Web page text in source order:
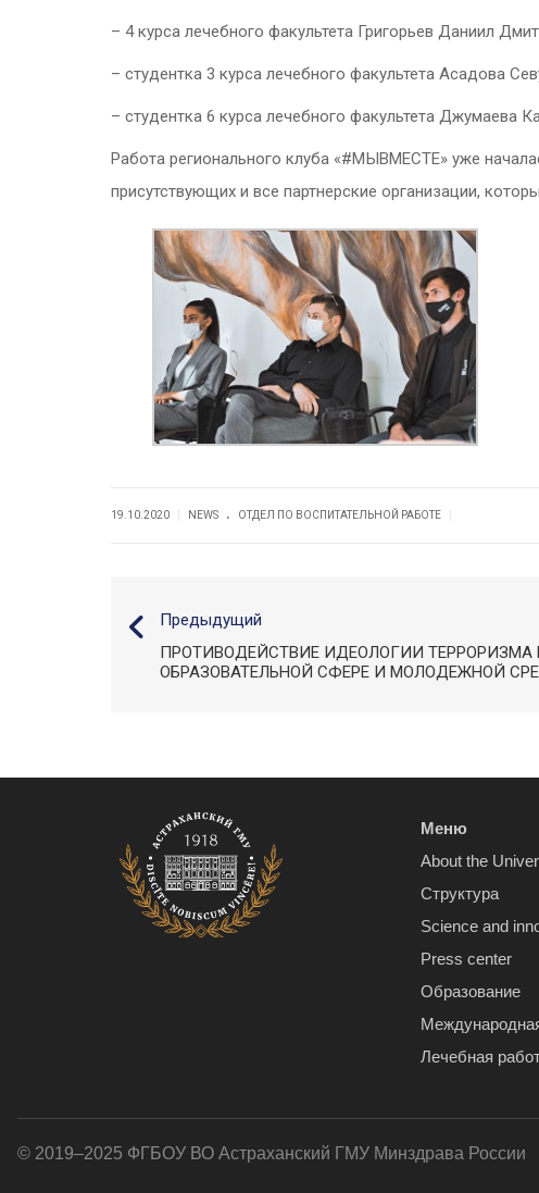
– 4 курса лечебного факультета Григорьев Даниил
– студентка 3 курса лечебного факультета Асадова
– студентка 6 курса лечебного факультета Джумаева
Работа регионального клуба «#МЫВМЕСТЕ» уже
присутствующих и все партнерские организации,
19.10.2020 NEWS . ОТДЕЛ ПО ВОСПИТАТЕЛЬНОЙ РАБОТЕ
Предыдущий
ПРОТИВОДЕЙСТВИЕ ИДЕОЛОГИИ ТЕРРОРИЗМА
ОБРАЗОВАТЕЛЬНОЙ СФЕРЕ И МОЛОДЕЖНОЙ
Меню
About the
Структура
Science and
Press center
Образование
Лечебная
© 2019–2025 ФГБОУ ВО Астраханский ГМУ Минздрава России